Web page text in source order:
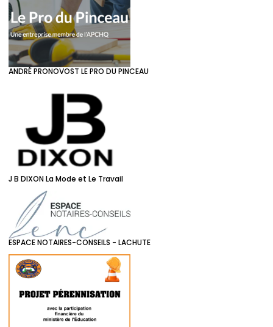
ANDRÉ PRONOVOST LE PRO DU PINCEAU
J B DIXON La Mode et Le Travail
ESPACE NOTAIRES-CONSEILS - LACHUTE